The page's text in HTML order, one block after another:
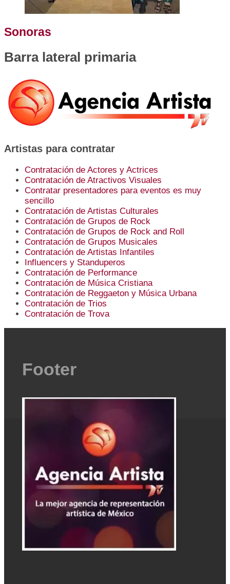
Sonoras
Barra lateral primaria
Artistas para contratar
Contratación de Actores y Actrices
Contratación de Atractivos Visuales
Contratar presentadores para eventos es muy
sencillo
Contratación de Artistas Culturales
Contratación de Grupos de Rock
Contratación de Grupos de Rock and Roll
Contratación de Grupos Musicales
Contratación de Artistas Infantiles
Influencers y Standuperos
Contratación de Performance
Contratación de Música Cristiana
Contratación de Reggaeton y Música Urbana
Contratación de Trios
Contratación de Trova
Footer